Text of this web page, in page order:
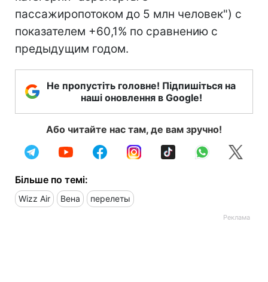
пассажиропотоком до 5 млн человек") с
показателем +60,1% по сравнению с
предыдущим годом.
Не пропустіть головне! Підпишіться на
наші оновлення в Google!
Або читайте нас там, де вам зручно!
Більше по темі:
Wizz Air Вена перелеты